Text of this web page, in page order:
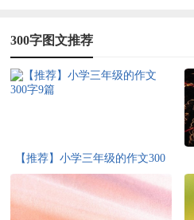
300字图文推荐
【推荐】小学三年级的作文300
字9篇